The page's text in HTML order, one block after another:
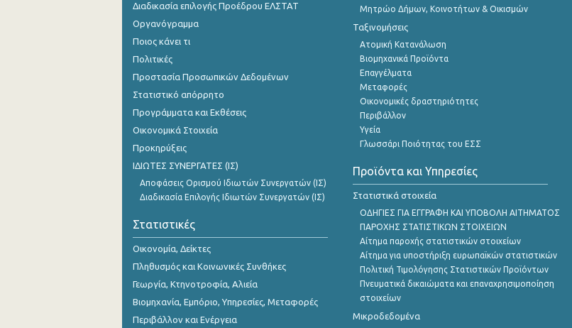
Ιουλίου 2024
Μαΐου 2024
Απριλίου 2024
Μαρτίου 2024
Φεβρουαρίου 2024
Ιανουαρίου 2024
Δεκεμβρίου 2023
Οκτωβρίου 2023
Σεπτεμβρίου 2023
Αυγούστου 2023
Διαδικασία επιλογής Προέδρου ΕΛΣΤΑΤ
Οργανόγραμμα
Ποιος κάνει τι
Πολιτικές
Προστασία Προσωπικών Δεδομένων
Στατιστικό απόρρητο
Προγράμματα και Εκθέσεις
Οικονομικά Στοιχεία
Προκηρύξεις
ΙΔΙΩΤΕΣ ΣΥΝΕΡΓΑΤΕΣ (ΙΣ)
Αποφάσεις Ορισμού Ιδιωτών Συνεργατών (ΙΣ)
Διαδικασία Επιλογής Ιδιωτών Συνεργατών (ΙΣ)
Στατιστικές
Οικονομία, Δείκτες
Πληθυσμός και Κοινωνικές Συνθήκες
Γεωργία, Κτηνοτροφία, Αλιεία
Βιομηχανία, Εμπόριο, Υπηρεσίες, Μεταφορές
Περιβάλλον και Ενέργεια
Μητρώο Δήμων, Κοινοτήτων & Οικισμών
Ταξινομήσεις
Ατομική Κατανάλωση
Βιομηχανικά Προϊόντα
Επαγγέλματα
Μεταφορές
Οικονομικές δραστηριότητες
Περιβάλλον
Υγεία
Γλωσσάρι Ποιότητας του ΕΣΣ
Προϊόντα και Υπηρεσίες
Στατιστικά στοιχεία
ΟΔΗΓΙΕΣ ΓΙΑ ΕΓΓΡΑΦΗ ΚΑΙ ΥΠΟΒΟΛΗ ΑΙΤΗΜΑΤΟΣ
ΠΑΡΟΧΗΣ ΣΤΑΤΙΣΤΙΚΩΝ ΣΤΟΙΧΕΙΩΝ
Αίτημα παροχής στατιστικών στοιχείων
Αίτημα για υποστήριξη ευρωπαϊκών στατιστικών
Πολιτική Τιμολόγησης Στατιστικών Προϊόντων
Πνευματικά δικαιώματα και επαναχρησιμοποίηση
στοιχείων
Μικροδεδομένα